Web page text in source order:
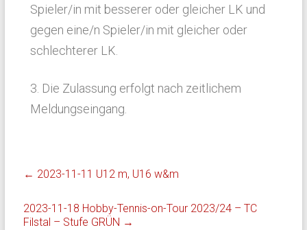
Spieler/in mit besserer oder gleicher LK und
gegen eine/n Spieler/in mit gleicher oder
schlechterer LK.
3. Die Zulassung erfolgt nach zeitlichem
Meldungseingang.
← 2023-11-11 U12 m, U16 w&m
2023-11-18 Hobby-Tennis-on-Tour 2023/24 – TC
Filstal – Stufe GRÜN →